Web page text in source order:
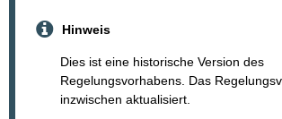
Hinweis
Dies ist eine historische Version des
Regelungsvorhabens. Das
inzwischen aktualisiert.